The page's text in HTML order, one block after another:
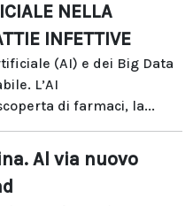
NELLA
INFETTIVE
(AI) e dei Big Data
L’AI
di farmaci, la...
Al via nuovo